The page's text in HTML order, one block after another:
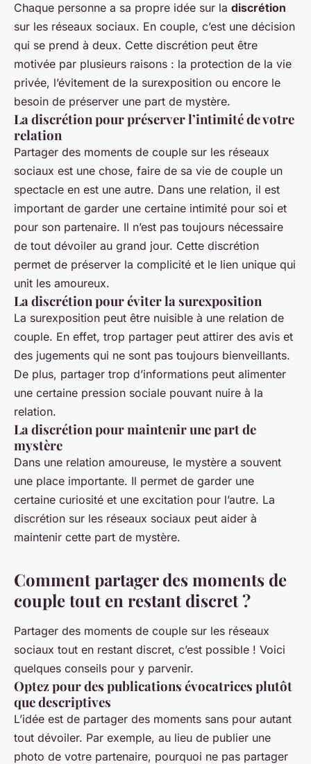
Chaque personne a sa propre idée sur la discrétion
sur les réseaux sociaux. En couple, c’est une décision
qui se prend à deux. Cette discrétion peut être
motivée par plusieurs raisons : la protection de la vie
privée, l’évitement de la surexposition ou encore le
besoin de préserver une part de mystère.
La discrétion pour préserver l’intimité de votre
relation
Partager des moments de couple sur les réseaux
sociaux est une chose, faire de sa vie de couple un
spectacle en est une autre. Dans une relation, il est
important de garder une certaine intimité pour soi et
pour son partenaire. Il n’est pas toujours nécessaire
de tout dévoiler au grand jour. Cette discrétion
permet de préserver la complicité et le lien unique qui
unit les amoureux.
La discrétion pour éviter la surexposition
La surexposition peut être nuisible à une relation de
couple. En effet, trop partager peut attirer des avis et
des jugements qui ne sont pas toujours bienveillants.
De plus, partager trop d’informations peut alimenter
une certaine pression sociale pouvant nuire à la
relation.
La discrétion pour maintenir une part de
mystère
Dans une relation amoureuse, le mystère a souvent
une place importante. Il permet de garder une
certaine curiosité et une excitation pour l’autre. La
discrétion sur les réseaux sociaux peut aider à
maintenir cette part de mystère.
Comment partager des moments de
couple tout en restant discret ?
Partager des moments de couple sur les réseaux
sociaux tout en restant discret, c’est possible ! Voici
quelques conseils pour y parvenir.
Optez pour des publications évocatrices plutôt
que descriptives
L’idée est de partager des moments sans pour autant
tout dévoiler. Par exemple, au lieu de publier une
photo de votre partenaire, pourquoi ne pas partager